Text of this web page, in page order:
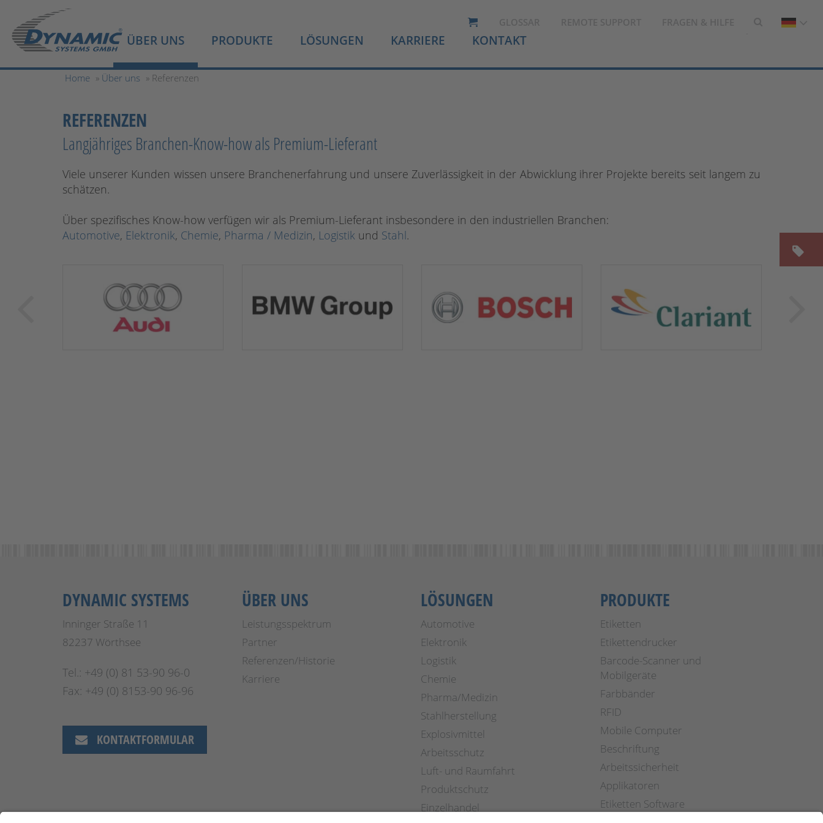
ÜBER UNS PRODUKTE LÖSUNGEN KARRIERE KONTAKT
Home » Über uns » Referenzen
REFERENZEN
Langjähriges Branchen-Know-how als Premium-Lieferant
Viele unserer Kunden wissen unsere Branchenerfahrung und unsere Zuverlässigkeit in der Abwicklung ihrer Projekte bereits seit langem zu
schätzen.
Über spezifisches Know-how verfügen wir als Premium-Lieferant insbesondere in den industriellen Branchen:
Automotive, Elektronik, Chemie, Pharma / Medizin, Logistik und Stahl.
DYNAMIC SYSTEMS
Inninger Straße 11
82237 Wörthsee
Tel.: +49 (0) 81 53-90 96-0
Fax: +49 (0) 8153-90 96-96
KONTAKTFORMULAR
ÜBER UNS
Leistungsspektrum
Partner
Referenzen/Historie
Karriere
LÖSUNGEN
Automotive
Elektronik
Logistik
Chemie
Pharma/Medizin
Stahlherstellung
Explosivmittel
Arbeitsschutz
Luft- und Raumfahrt
Produktschutz
Einzelhandel
PRODUKTE
Etiketten
Etikettendrucker
Barcode-Scanner und
Mobilgeräte
Farbbänder
RFID
Mobile Computer
Beschriftung
Arbeitssicherheit
Applikatoren
Etiketten Software